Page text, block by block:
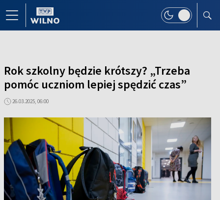
Rok szkolny będzie krótszy? „Trzeba
pomóc uczniom lepiej spędzić czas”
26.03.2025, 06:00